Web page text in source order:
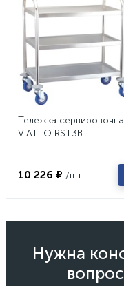
Тележка
VIATTO RST3B
10 226 ₽ /шт
Нужна